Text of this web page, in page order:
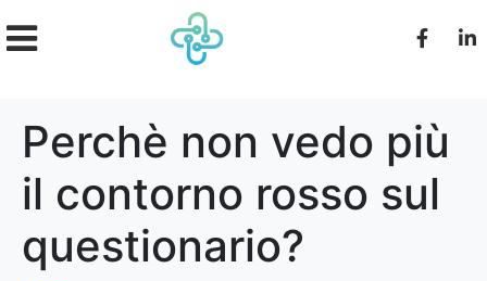
Perchè non vedo più
il contorno rosso sul
questionario?